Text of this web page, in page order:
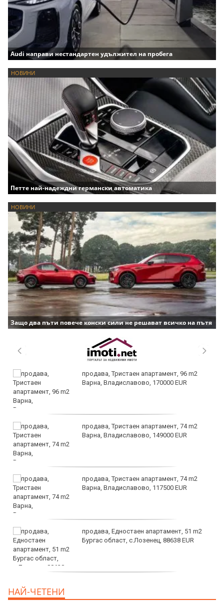
Audi направи нестандартен удължител на пробега
НОВИНИ
Петте най-надеждни германски автоматика
НОВИНИ
Защо два пъти повече конски сили не решават всичко на пътя
продава, Тристаен апартамент, 96 m2
Варна, Владиславово, 170000 EUR
продава, Тристаен апартамент, 74 m2
Варна, Владиславово, 149000 EUR
продава, Тристаен апартамент, 74 m2
Варна, Владиславово, 117500 EUR
продава, Едностаен апартамент, 51 m2
Бургас област, с.Лозенец, 88638 EUR
EUR
НАЙ-ЧЕТЕНИ